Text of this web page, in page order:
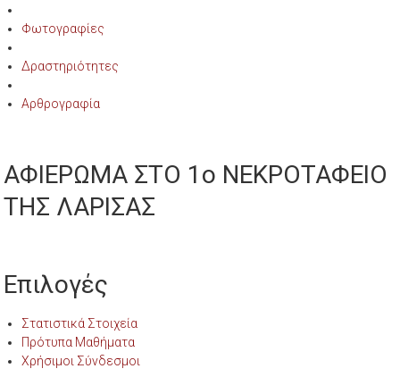
Φωτογραφίες
Δραστηριότητες
Αρθρογραφία
ΑΦΙΕΡΩΜΑ ΣΤΟ 1ο ΝΕΚΡΟΤΑΦΕΙΟ
ΤΗΣ ΛΑΡΙΣΑΣ
Επιλογές
Στατιστικά Στοιχεία
Πρότυπα Μαθήματα
Χρήσιμοι Σύνδεσμοι